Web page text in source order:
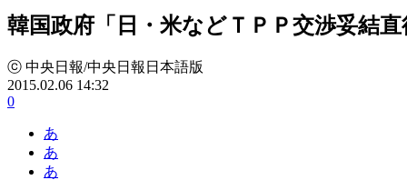
韓国政府「日・米などＴＰＰ交渉妥結直
ⓒ 中央日報/中央日報日本語版
2015.02.06 14:32
0
あ
あ
あ